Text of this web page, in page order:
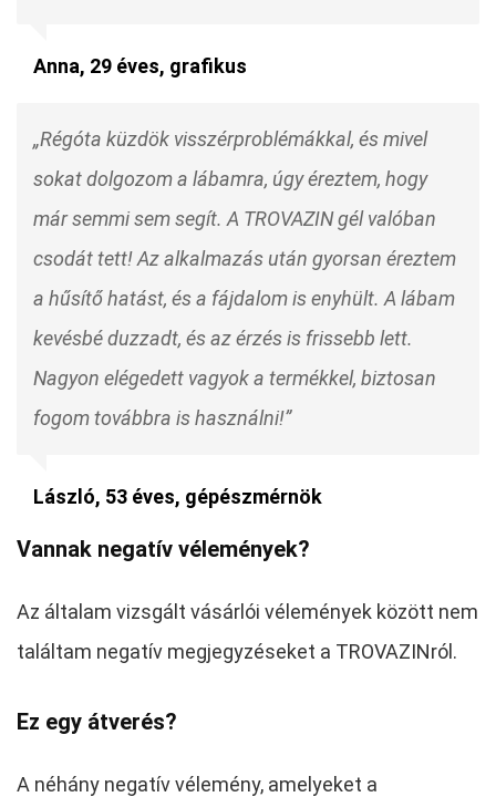
Anna, 29 éves, grafikus
„Régóta küzdök visszérproblémákkal, és mivel
sokat dolgozom a lábamra, úgy éreztem, hogy
már semmi sem segít. A TROVAZIN gél valóban
csodát tett! Az alkalmazás után gyorsan éreztem
a hűsítő hatást, és a fájdalom is enyhült. A lábam
kevésbé duzzadt, és az érzés is frissebb lett.
Nagyon elégedett vagyok a termékkel, biztosan
fogom továbbra is használni!”
László, 53 éves, gépészmérnök
Vannak negatív vélemények?
Az általam vizsgált vásárlói vélemények között nem
találtam negatív megjegyzéseket a TROVAZINról.
Ez egy átverés?
A néhány negatív vélemény, amelyeket a